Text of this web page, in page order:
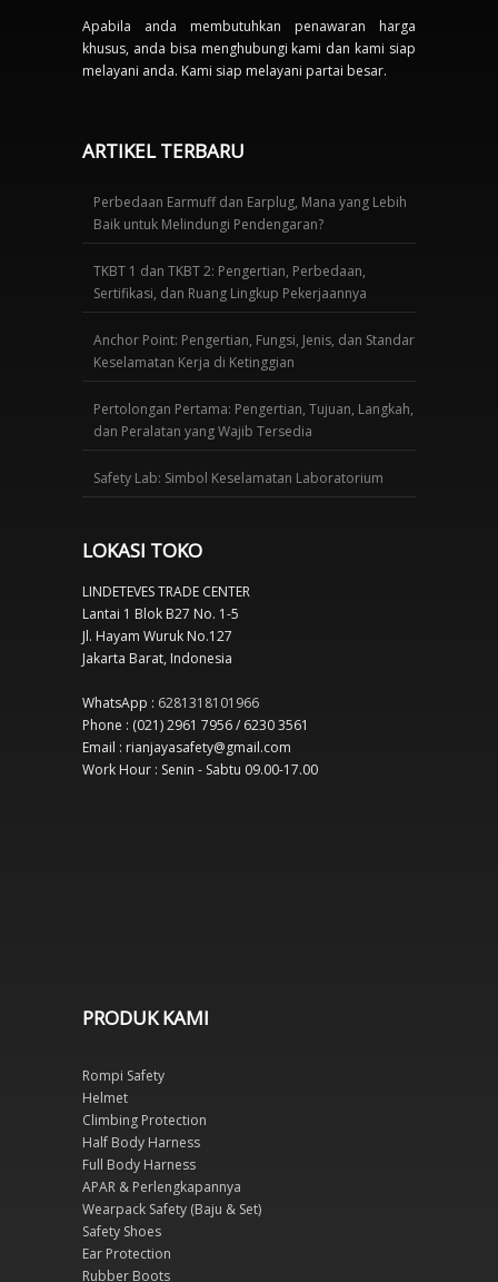
Apabila anda membutuhkan penawaran harga
khusus, anda bisa menghubungi kami dan kami siap
melayani anda. Kami siap melayani partai besar.
ARTIKEL TERBARU
Perbedaan Earmuff dan Earplug, Mana yang Lebih
Baik untuk Melindungi Pendengaran?
TKBT 1 dan TKBT 2: Pengertian, Perbedaan,
Sertifikasi, dan Ruang Lingkup Pekerjaannya
Anchor Point: Pengertian, Fungsi, Jenis, dan Standar
Keselamatan Kerja di Ketinggian
Pertolongan Pertama: Pengertian, Tujuan, Langkah,
dan Peralatan yang Wajib Tersedia
Safety Lab: Simbol Keselamatan Laboratorium
LOKASI TOKO
LINDETEVES TRADE CENTER
Lantai 1 Blok B27 No. 1-5
Jl. Hayam Wuruk No.127
Jakarta Barat, Indonesia
WhatsApp : 6281318101966
Phone : (021) 2961 7956 / 6230 3561
Email : rianjayasafety@gmail.com
Work Hour : Senin - Sabtu 09.00-17.00
PRODUK KAMI
Rompi Safety
Helmet
Climbing Protection
Half Body Harness
Full Body Harness
APAR & Perlengkapannya
Wearpack Safety (Baju & Set)
Safety Shoes
Ear Protection
Rubber Boots